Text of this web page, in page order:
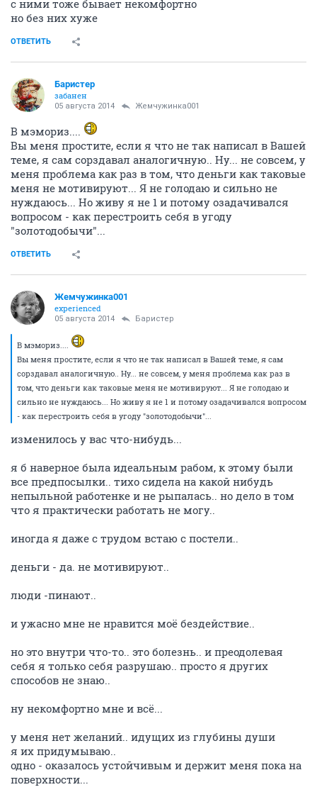
с ними тоже бывает некомфортно
но без них хуже
ОТВЕТИТЬ
Баристер
забанен
05 августа 2014 Жемчужинка001
В мэмориз....
Вы меня простите, если я что не так написал в Вашей
теме, я сам сорздавал аналогичную.. Ну... не совсем, у
меня проблема как раз в том, что деньги как таковые
меня не мотивируют... Я не голодаю и сильно не
нуждаюсь... Но живу я не 1 и потому озадачивался
вопросом - как перестроить себя в угоду
"золотодобычи"...
ОТВЕТИТЬ
Жемчужинка001
experienced
05 августа 2014 Баристер
В мэмориз....
Вы меня простите, если я что не так написал в Вашей теме, я сам
сорздавал аналогичную.. Ну... не совсем, у меня проблема как раз в
том, что деньги как таковые меня не мотивируют... Я не голодаю и
сильно не нуждаюсь... Но живу я не 1 и потому озадачивался вопросом
- как перестроить себя в угоду "золотодобычи"...
изменилось у вас что-нибудь...
я б наверное была идеальным рабом, к этому были
все предпосылки.. тихо сидела на какой нибудь
непыльной работенке и не рыпалась.. но дело в том
что я практически работать не могу..
иногда я даже с трудом встаю с постели..
деньги - да. не мотивируют..
люди -пинают..
и ужасно мне не нравится моё бездействие..
но это внутри что-то.. это болезнь.. и преодолевая
себя я только себя разрушаю.. просто я других
способов не знаю..
ну некомфортно мне и всё...
у меня нет желаний.. идущих из глубины души
я их придумываю..
одно - оказалось устойчивым и держит меня пока на
поверхности...